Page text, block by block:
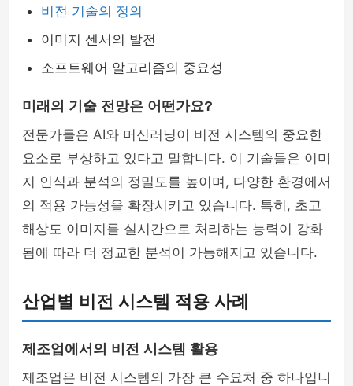
비전 기술의 정의
이미지 센서의 발전
소프트웨어 알고리즘의 중요성
미래의 기술 전망은 어떤가요?
전문가들은 AI와 머신러닝이 비전 시스템의 중요한
요소로 부상하고 있다고 말합니다. 이 기술들은 이미
지 인식과 분석의 정밀도를 높이며, 다양한 환경에서
의 적용 가능성을 확장시키고 있습니다. 특히, 초고
해상도 이미지를 실시간으로 처리하는 능력이 강화
됨에 따라 더 정교한 분석이 가능해지고 있습니다.
산업별 비전 시스템 적용 사례
제조업에서의 비전 시스템 활용
제조업은 비전 시스템의 가장 큰 수요처 중 하나입니